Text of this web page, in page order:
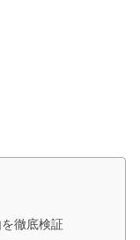
徹底検証